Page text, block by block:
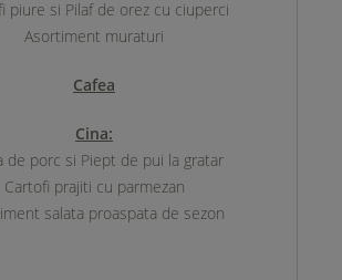
piure si Pilaf de orez cu ciuperci
Asortiment muraturi
Cafea
Cina:
de porc si Piept de pui la gratar
Cartofi prajiti cu parmezan
salata proaspata de sezon